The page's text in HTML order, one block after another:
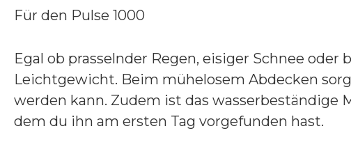
Für den Pulse 1000
Egal ob prasselnder Regen, eisiger Schnee
Leichtgewicht. Beim mühelosem Abdecken
werden kann. Zudem ist das wasserbeständige
dem du ihn am ersten Tag vorgefunden hast.